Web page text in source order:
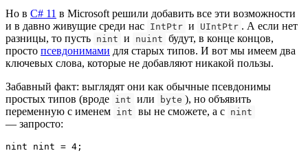
Но в C# 11 в Microsoft решили добавить все эти возможности
и в давно живущие среди нас IntPtr и UIntPtr . А если нет
разницы, то пусть nint и nuint будут, в конце концов,
просто псевдонимами для старых типов. И вот мы имеем два
ключевых слова, которые не добавляют никакой пользы.
Забавный факт: выглядят они как обычные псевдонимы
простых типов (вроде int или byte ), но объявить
переменную с именем int вы не сможете, а с nint
— запросто:
nint nint = 4;